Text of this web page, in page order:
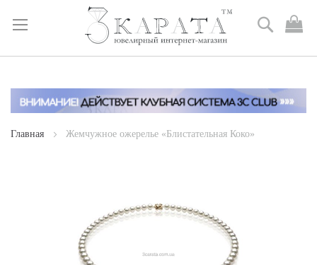
Skip
Content
Поиск
Главная Жемчужное ожерелье «Блистательная Коко»